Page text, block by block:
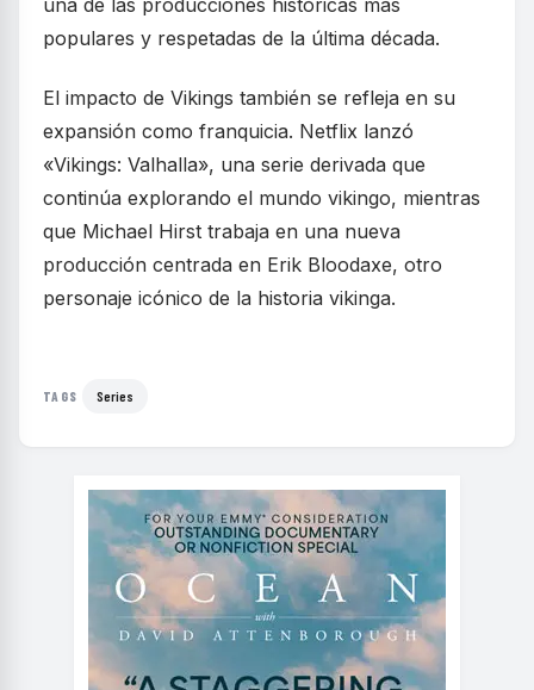
una de las producciones históricas más
populares y respetadas de la última década.
El impacto de Vikings también se refleja en su
expansión como franquicia. Netflix lanzó
«Vikings: Valhalla», una serie derivada que
continúa explorando el mundo vikingo, mientras
que Michael Hirst trabaja en una nueva
producción centrada en Erik Bloodaxe, otro
personaje icónico de la historia vikinga.
TAGS Series